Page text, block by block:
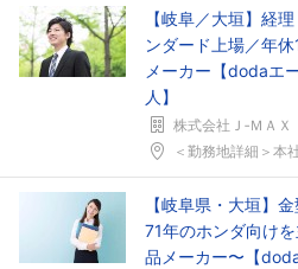
フォローし
こちらの企業もフォ
【岐阜／大垣】経
ンダード上場／年
メーカー【dodaエ
人】
株式会社Ｊ‐ＭＡ
＜勤務地詳細＞本社
【岐阜県・大垣】
71年のホンダ向け
品メーカー〜【